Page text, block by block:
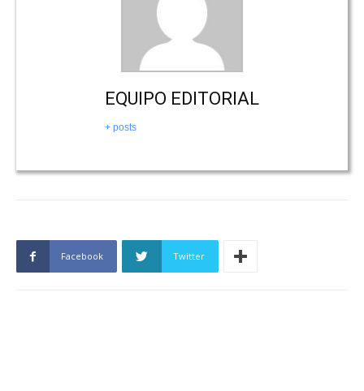
EQUIPO EDITORIAL
+ posts
Facebook Twitter